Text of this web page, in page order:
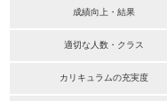
成績向上・結果
適切な人数・クラス
カリキュラムの充実度